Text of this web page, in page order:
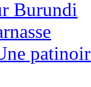
Burundi